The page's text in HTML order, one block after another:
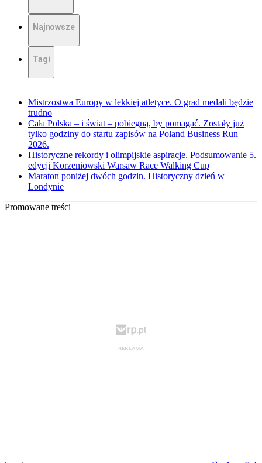
Najnowsze
Tagi
Mistrzostwa Europy w lekkiej atletyce. O grad medali będzie
trudno
Cała Polska – i świat – pobiegną, by pomagać. Zostały już
tylko godziny do startu zapisów na Poland Business Run
2026.
Historyczne rekordy i olimpijskie aspiracje. Podsumowanie 5.
edycji Korzeniowski Warsaw Race Walking Cup
Maraton poniżej dwóch godzin. Historyczny dzień w
Londynie
Promowane treści